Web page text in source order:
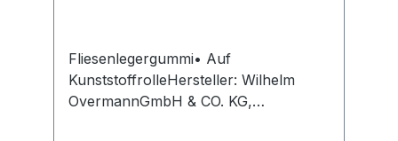
Fliesenlegergummi• Auf
KunststoffrolleHersteller: Wilhelm
OvermannGmbH & CO. KG,